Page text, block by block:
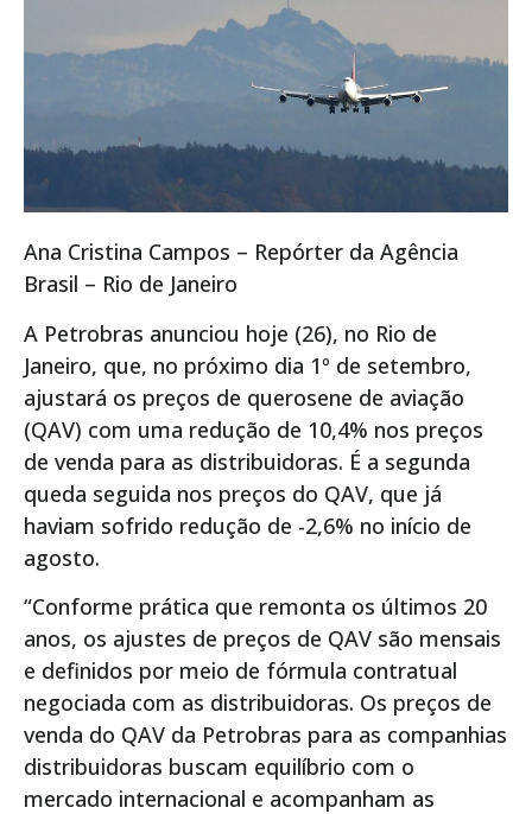
Ana Cristina Campos – Repórter da Agência
Brasil – Rio de Janeiro
A Petrobras anunciou hoje (26), no Rio de
Janeiro, que, no próximo dia 1º de setembro,
ajustará os preços de querosene de aviação
(QAV) com uma redução de 10,4% nos preços
de venda para as distribuidoras. É a segunda
queda seguida nos preços do QAV, que já
haviam sofrido redução de -2,6% no início de
agosto.
“Conforme prática que remonta os últimos 20
anos, os ajustes de preços de QAV são mensais
e definidos por meio de fórmula contratual
negociada com as distribuidoras. Os preços de
venda do QAV da Petrobras para as companhias
distribuidoras buscam equilíbrio com o
mercado internacional e acompanham as